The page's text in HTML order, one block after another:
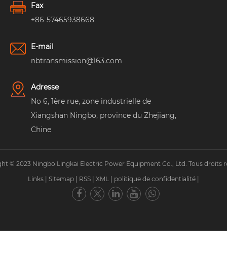
Fax
+86-57465938668
E-mail
nbtransmission@163.com
Adresse
No 6, 1ère rue, zone industrielle de
Xiangshan Ningbo, province du Zhejiang,
Chine
© 2023 Ningbo Lingkai Electric Power Equipment Co., Ltd. Tous droits
Links
Sitemap RSS XML politique de confidentialité